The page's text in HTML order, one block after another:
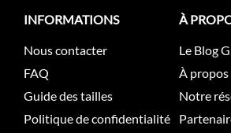
INFORMATIONS
Nous contacter
FAQ
Guide des tailles
Politique de confidentialité
À
Le Blog
À propos
Notre